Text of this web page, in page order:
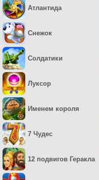
Атлантида
Снежок
Солдатики
Луксор
Именем короля
7 Чудес
12 подвигов Геракла